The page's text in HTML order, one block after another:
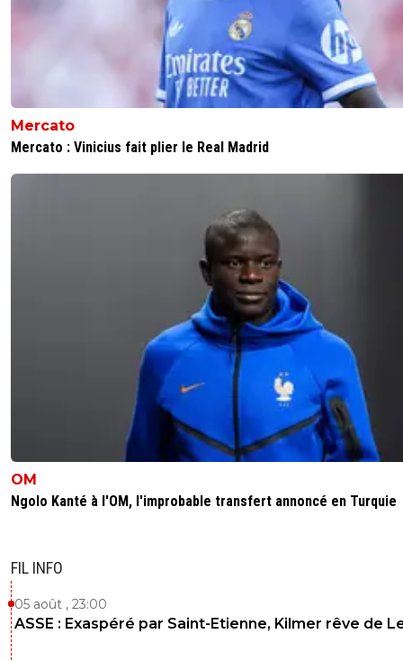
Mercato
Mercato : Vinicius fait plier le Real Madrid
OM
Ngolo Kanté à l'OM, l'improbable transfert annoncé en Turquie
FIL INFO
05 août , 23:00
ASSE : Exaspéré par Saint-Etienne, Kilmer rêve de